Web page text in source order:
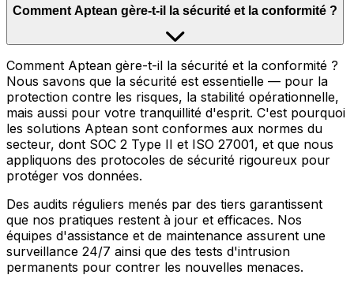
Comment Aptean gère-t-il la sécurité et la conformité ?
Comment Aptean gère-t-il la sécurité et la conformité ?
Nous savons que la sécurité est essentielle — pour la
protection contre les risques, la stabilité opérationnelle,
mais aussi pour votre tranquillité d'esprit. C'est pourquoi
les solutions Aptean sont conformes aux normes du
secteur, dont SOC 2 Type II et ISO 27001, et que nous
appliquons des protocoles de sécurité rigoureux pour
protéger vos données.
Des audits réguliers menés par des tiers garantissent
que nos pratiques restent à jour et efficaces. Nos
équipes d'assistance et de maintenance assurent une
surveillance 24/7 ainsi que des tests d'intrusion
permanents pour contrer les nouvelles menaces.